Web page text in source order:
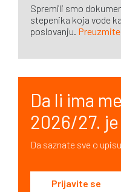
Spremili smo
stepenika koja vode
poslovanju.
Da li ima
2026/27.
Da saznate sve o
Prijavite se